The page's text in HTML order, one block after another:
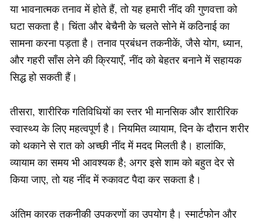
या भावनात्मक तनाव में होते हैं, तो यह हमारी नींद की गुणवत्ता को
घटा सकता है। चिंता और बेचैनी के चलते सोने में कठिनाई का
सामना करना पड़ता है। तनाव प्रबंधन तकनीकें, जैसे योग, ध्यान,
और गहरी साँस लेने की क्रियाएँ, नींद को बेहतर बनाने में सहायक
सिद्ध हो सकती हैं।
तीसरा, शारीरिक गतिविधियों का स्तर भी मानसिक और शारीरिक
स्वास्थ्य के लिए महत्वपूर्ण है। नियमित व्यायाम, दिन के दौरान शरीर
को थकाने से रात को अच्छी नींद में मदद मिलती है। हालांकि,
व्यायाम का समय भी आवश्यक है; अगर इसे शाम को बहुत देर से
किया जाए, तो यह नींद में रुकावट पैदा कर सकता है।
अंतिम कारक तकनीकी उपकरणों का उपयोग है। स्मार्टफोन और